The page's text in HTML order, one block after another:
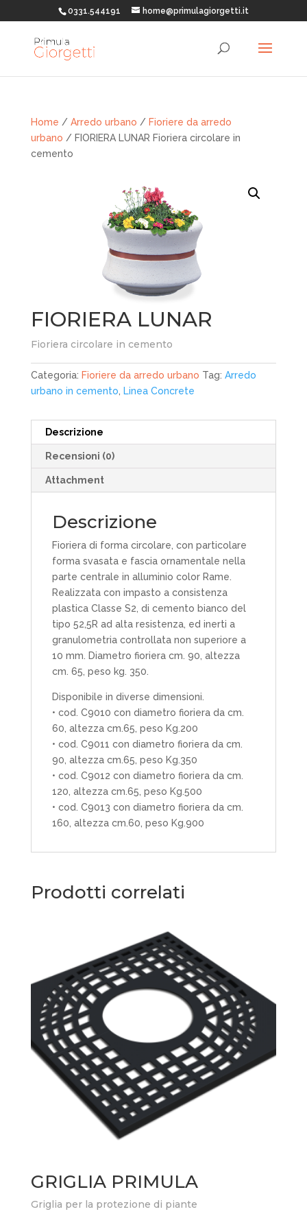
0331.544191 home@primulagiorgetti.it
Home / Arredo urbano / Fioriere da arredo
urbano / FIORIERA LUNAR Fioriera circolare in
cemento
FIORIERA LUNAR
Fioriera circolare in cemento
Categoria: Fioriere da arredo urbano Tag: Arredo
urbano in cemento
Linea Concrete
Descrizione
Recensioni (0)
Attachment
Descrizione
Fioriera di forma circolare, con particolare
forma svasata e fascia ornamentale nella
parte centrale in alluminio color Rame.
Realizzata con impasto a consistenza
plastica Classe S2, di cemento bianco del
tipo 52,5R ad alta resistenza, ed inerti a
granulometria controllata non superiore a
10 mm. Diametro fioriera cm. 90, altezza
cm. 65, peso kg. 350.
Disponibile in diverse dimensioni.
• cod. C9010 con diametro fioriera da cm.
60, altezza cm.65, peso Kg.200
• cod. C9011 con diametro fioriera da cm.
90, altezza cm.65, peso Kg.350
• cod. C9012 con diametro fioriera da cm.
120, altezza cm.65, peso Kg.500
• cod. C9013 con diametro fioriera da cm.
160, altezza cm.60, peso Kg.900
Prodotti correlati
GRIGLIA PRIMULA
Griglia per la protezione di piante